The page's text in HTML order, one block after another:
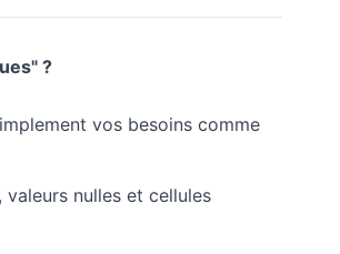
?
vos besoins comme
nulles et cellules